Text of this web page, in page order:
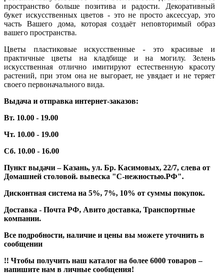
пространство больше позитива и радости. Декоративный
букет искусственных цветов - это не просто аксессуар, это
часть Вашего дома, которая создаёт неповторимый образ
вашего пространства.
Цветы пластиковые искусственные - это красивые и
практичные цветы на кладбище и на могилу. Зелень
искусственная отлично имитируют естественную красоту
растений, при этом она не выгорает, не увядает и не теряет
своего первоначального вида.
Выдача и отправка интернет-заказов:
Вт. 10.00 - 19.00
Чт. 10.00 - 19.00
Сб. 10.00 - 16.00
Пункт выдачи – Казань, ул. Бр. Касимовых, 22/7, слева от
Домашней столовой. вывеска "С-нежностью.РФ".
Дисконтная система на 5%, 7%, 10% от суммы покупок.
Доставка - Почта РФ, Авито доставка, Транспортные
компании.
Все подробности, наличие и цены вы можете уточнить в
сообщении
!! Чтобы получить наш каталог на более 6000 товаров –
напишите нам в личные сообщения!